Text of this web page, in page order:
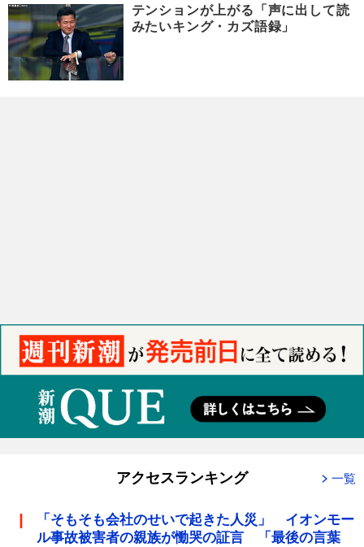
テンションが上がる「声に出して読
みたいキング・カズ語録」
アクセスランキング 一覧
「そもそも会社のせいで起きた人災」 イオンモー
ル事故被害者の親族が慟哭の証言 「最後の言葉